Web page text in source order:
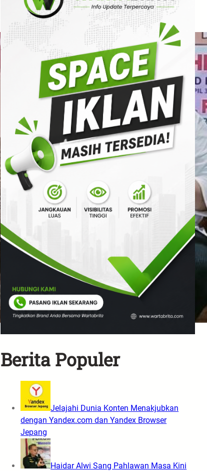
Berita Populer
Jelajahi Dunia Konten Menakjubkan
dengan Yandex.com dan Yandex Browser
Jepang
Haidar Alwi Sang Pahlawan Masa Kini